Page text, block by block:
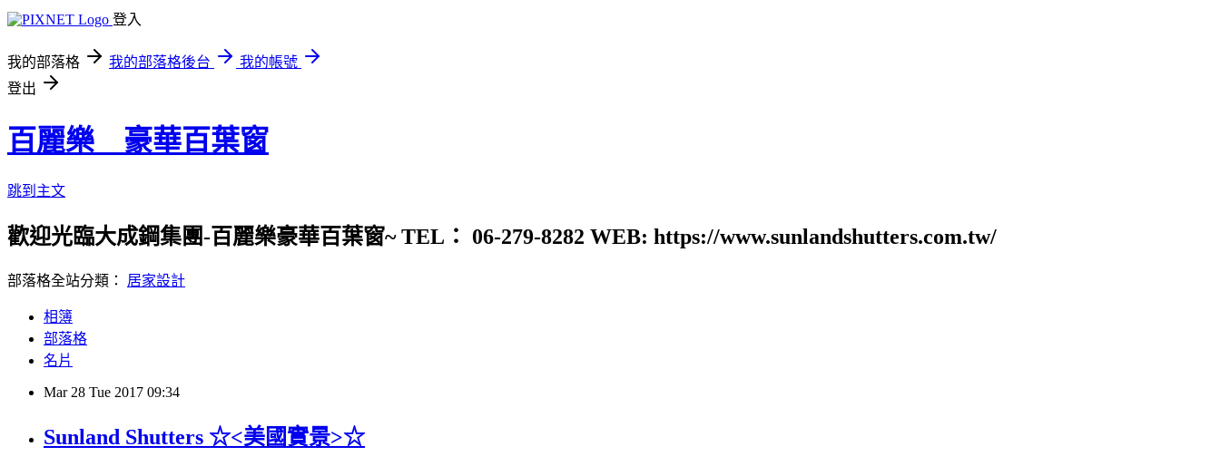
登入
我的部落格 我的部落格後台
我的帳號
登出
百麗樂 豪華百葉窗
跳到主文
歡迎光臨大成鋼集團-百麗樂豪華百葉窗~ TEL： 06-279-8282 WEB: https://www.sunlandshutters.com.tw/
部落格全站分類： 居家設計
相簿
部落格
名片
Mar 28 Tue 2017 09:34
Sunland Shutters ☆<美國實景>☆